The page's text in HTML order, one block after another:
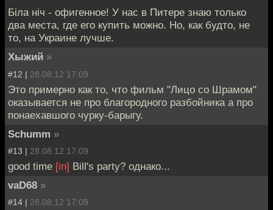
Бiла нiч - офигенное! У нас в Питере знаю только
два места, где его купить можно. Но, как будто, не
то, на Украине лучше.
Хыжий »
#12 | 28.08.12 17:09
Это примерно как то, что фильм "Лицо со Шрамом"
оказывается не про благородного разбойника а про
понаехавшого чурку-барыгу.
Schumm »
#13 | 28.08.12 17:09
good time [in] Bill's party? однако...
vaD68 »
#14 | 28.08.12 17:09